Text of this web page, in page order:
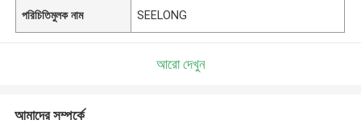
পরিচিতিমুলক নাম SEELONG
আরো দেখুন
আমাদের সম্পর্কে